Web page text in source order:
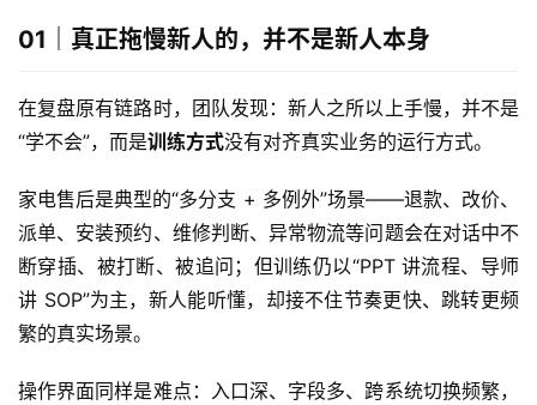
01｜真正拖慢新人的，并不是新人本身
在复盘原有链路时，团队发现：新人之所以上手慢，并不是
“学不会”，而是训练方式没有对齐真实业务的运行方式。
家电售后是典型的“多分支 + 多例外”场景——退款、改价、
派单、安装预约、维修判断、异常物流等问题会在对话中不
断穿插、被打断、被追问；但训练仍以“PPT 讲流程、导师
讲 SOP”为主，新人能听懂，却接不住节奏更快、跳转更频
繁的真实场景。
操作界面同样是难点：入口深、字段多、跨系统切换频繁，